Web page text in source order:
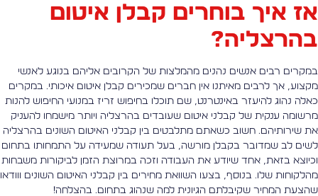
איך בוחרים קבלן איטום
רבים אנשים נהנים מהמלצות של הקרובים אליהם בנוגע לאנשי
אך לרבים מאיתנו אין חברים שמכירים קבלן איטום איכותי. במקרים
נהוג להיעזר באינטרנט, שם תוכלו בחיפוש זריז במנועי החיפוש להנות
ענקית של קבלני איטום שעובדים בהרצליה ויותר מישמחו להעניק
שירותיהם. חשוב כשאתם מתלבטים בין קבלני האיטום השונים בהרצליה
לב שמדובר בקבלן מורשה, בעל תעודה שמעידה על התמחותו בתחום
בזאת, אחד שיודע את העבודה וזכה במרוצת הזמן לביקורות משבחות
שלו. בנוסף, בצעו השוואת מחירים בין קבלני האיטום השונים ווודאו
המחיר שקיבלתם הגיונית למה שנהוג בתחום. בהצלחה!